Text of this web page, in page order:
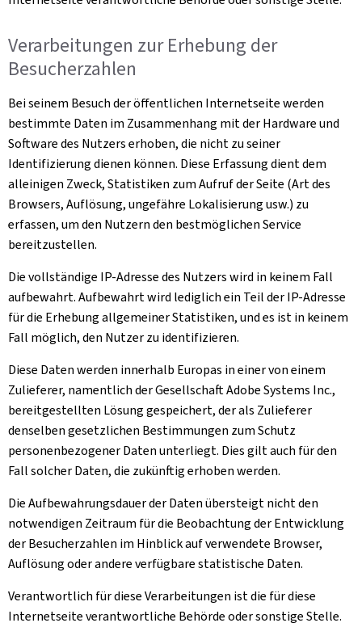
Verarbeitungen zur Erhebung der
Besucherzahlen
Bei seinem Besuch der öffentlichen Internetseite werden
bestimmte Daten im Zusammenhang mit der Hardware und
Software des Nutzers erhoben, die nicht zu seiner
Identifizierung dienen können. Diese Erfassung dient dem
alleinigen Zweck, Statistiken zum Aufruf der Seite (Art des
Browsers, Auflösung, ungefähre Lokalisierung usw.) zu
erfassen, um den Nutzern den bestmöglichen Service
bereitzustellen.
Die vollständige IP-Adresse des Nutzers wird in keinem Fall
aufbewahrt. Aufbewahrt wird lediglich ein Teil der IP-Adresse
für die Erhebung allgemeiner Statistiken, und es ist in keinem
Fall möglich, den Nutzer zu identifizieren.
Diese Daten werden innerhalb Europas in einer von einem
Zulieferer, namentlich der Gesellschaft Adobe Systems Inc.,
bereitgestellten Lösung gespeichert, der als Zulieferer
denselben gesetzlichen Bestimmungen zum Schutz
personenbezogener Daten unterliegt. Dies gilt auch für den
Fall solcher Daten, die zukünftig erhoben werden.
Die Aufbewahrungsdauer der Daten übersteigt nicht den
notwendigen Zeitraum für die Beobachtung der Entwicklung
der Besucherzahlen im Hinblick auf verwendete Browser,
Auflösung oder andere verfügbare statistische Daten.
Verantwortlich für diese Verarbeitungen ist die für diese
Internetseite verantwortliche Behörde oder sonstige Stelle.